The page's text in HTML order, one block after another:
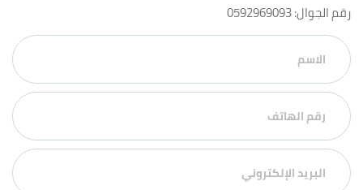
رقم الجوال: 0592969093